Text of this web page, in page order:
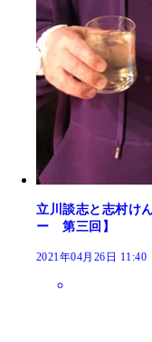
立川談志と志村け
ー 第三回】
2021年04月26日 11:40